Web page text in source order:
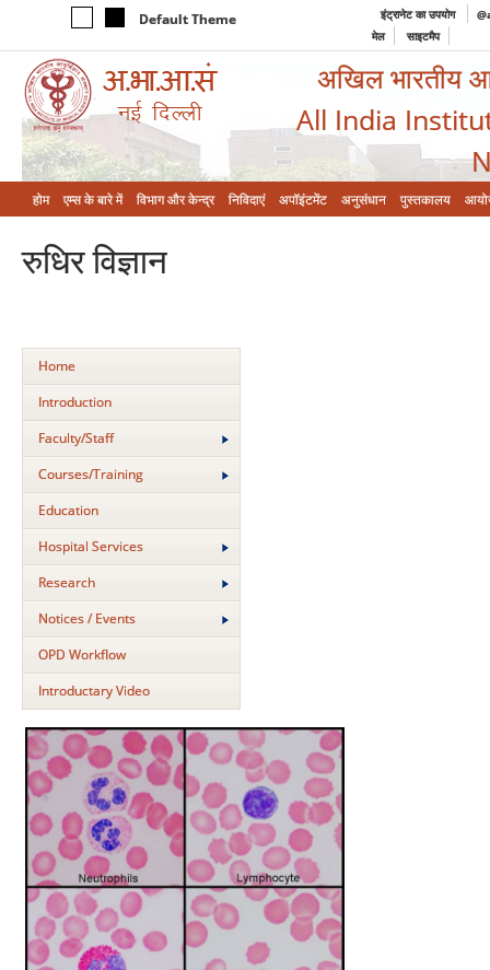
Default Theme इंट्रानेट का उपयोग
मेल
साइटमैप
अखिल भारतीय
All India
होम एम्‍स के बारे में विभाग और केन्‍द्र निविदाएं अपॉइंटमेंट अनुसंधान पुस्तकालय
रुधिर विज्ञान
Home
Introduction
Faculty/Staff
Courses/Training
Education
Hospital Services
Research
Notices / Events
OPD Workflow
Introductary Video